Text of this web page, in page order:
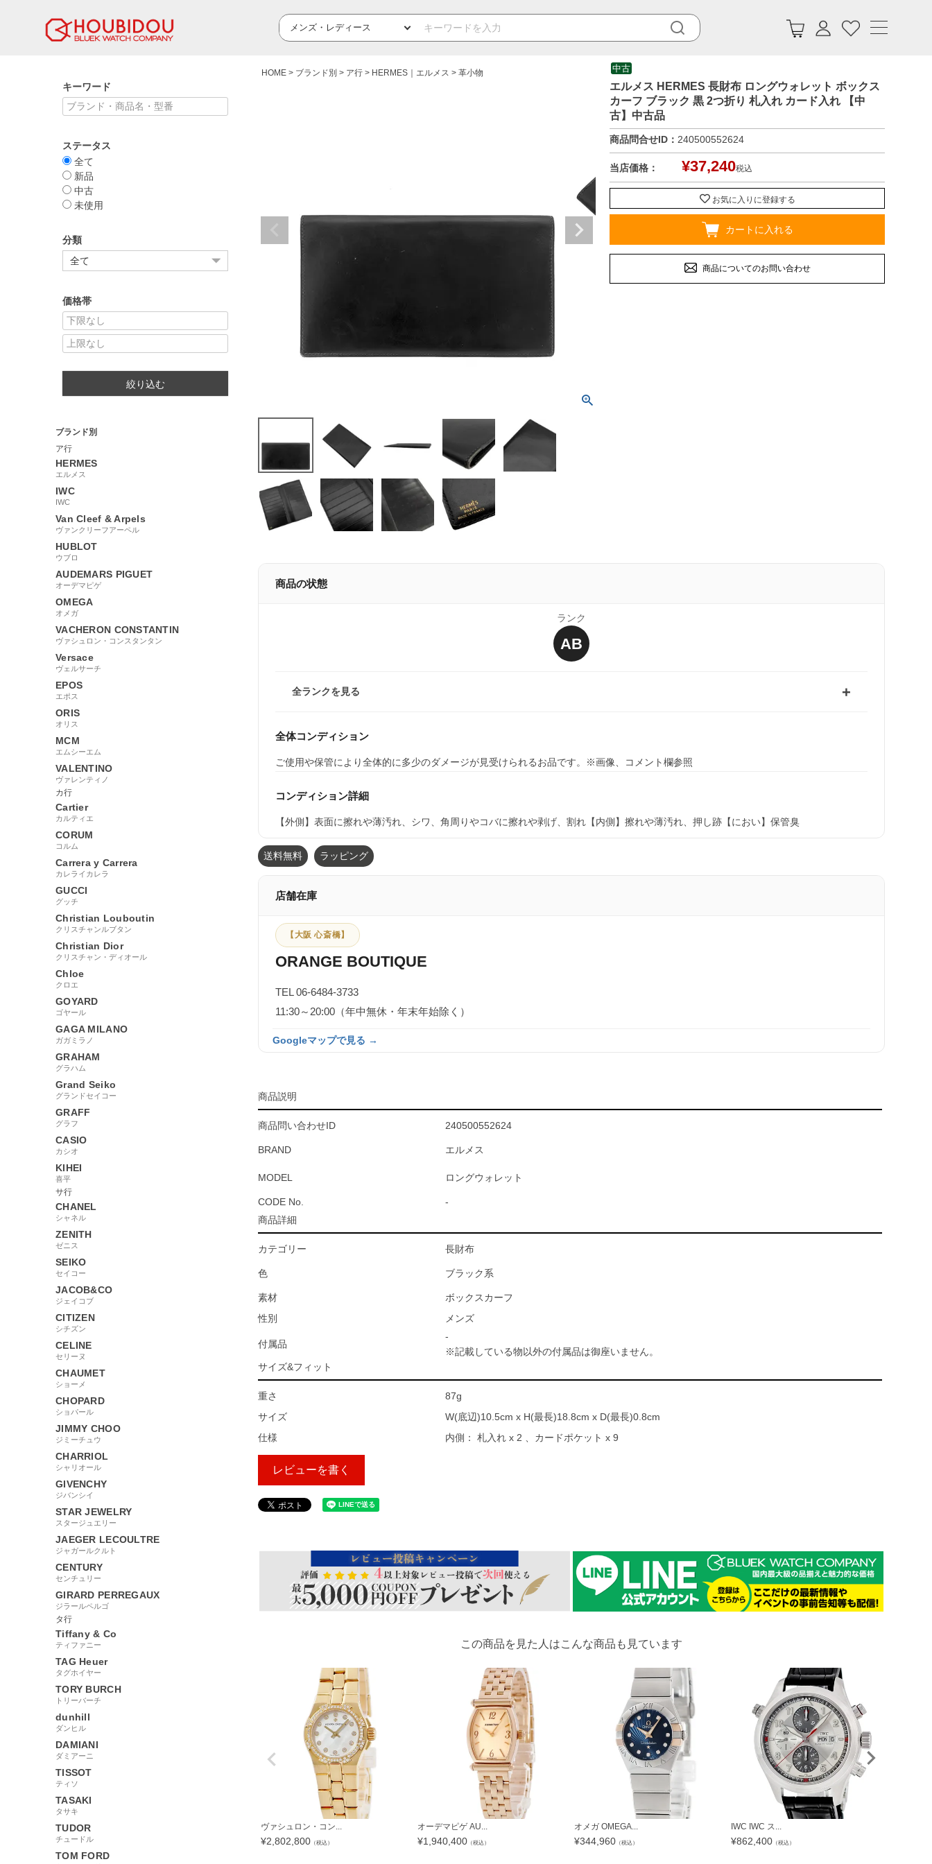
キーワード
ステータス
全て
新品
中古
未使用
分類
価格帯
絞り込む
ブランド別
ア行
HERMES
エルメス
IWC
IWC
Van Cleef & Arpels
ヴァンクリーフアーペル
HUBLOT
ウブロ
AUDEMARS PIGUET
オーデマピゲ
OMEGA
オメガ
VACHERON CONSTANTIN
ヴァシュロン・コンスタンタン
Versace
ヴェルサーチ
EPOS
エポス
ORIS
オリス
MCM
エムシーエム
VALENTINO
ヴァレンティノ
カ行
Cartier
カルティエ
CORUM
コルム
Carrera y Carrera
カレライカレラ
GUCCI
グッチ
Christian Louboutin
クリスチャンルブタン
Christian Dior
クリスチャン・ディオール
Chloe
クロエ
GOYARD
ゴヤール
GAGA MILANO
ガガミラノ
GRAHAM
グラハム
Grand Seiko
グランドセイコー
GRAFF
グラフ
CASIO
カシオ
KIHEI
喜平
サ行
CHANEL
シャネル
ZENITH
ゼニス
SEIKO
セイコー
JACOB&CO
ジェイコブ
CITIZEN
シチズン
CELINE
セリーヌ
CHAUMET
ショーメ
CHOPARD
ショパール
JIMMY CHOO
ジミーチュウ
CHARRIOL
シャリオール
GIVENCHY
ジバンシイ
STAR JEWELRY
スタージュエリー
JAEGER LECOULTRE
ジャガールクルト
CENTURY
センチュリー
GIRARD PERREGAUX
ジラールペルゴ
タ行
Tiffany & Co
ティファニー
TAG Heuer
タグホイヤー
TORY BURCH
トリーバーチ
dunhill
ダンヒル
DAMIANI
ダミアーニ
TISSOT
ティソ
TASAKI
タサキ
TUDOR
チュードル
TOM FORD
HOME ブランド別 ア行 HERMES｜エルメス 革小物 中古
エルメス HERMES 長財布 ロングウォレット ボックス
カーフ ブラック 黒 2つ折り 札入れ カード入れ 【中
古】中古品
商品問合せID： 240500552624
当店価格： ¥37,240税込
お気に入りに登録する
カートに入れる
商品についてのお問い合わせ
商品の状態
ランク
AB
全ランクを見る
全体コンディション
ご使用や保管により全体的に多少のダメージが見受けられるお品です。※画像、コメント欄参照
コンディション詳細
【外側】表面に擦れや薄汚れ、シワ、角周りやコバに擦れや剥げ、割れ【内側】擦れや薄汚れ、押し跡【におい】保管臭
送料無料 ラッピング
店舗在庫
【大阪 心斎橋】
ORANGE BOUTIQUE
TEL 06-6484-3733
11:30～20:00（年中無休・年末年始除く）
Googleマップで見る →
商品説明
商品問い合わせID 240500552624
BRAND エルメス
MODEL ロングウォレット
CODE No.
-
商品詳細
カテゴリー 長財布
色 ブラック系
素材
ボックスカーフ
性別
メンズ
付属品
-
※記載している物以外の付属品は御座いません。
サイズ&フィット
重さ
87g
サイズ
W(底辺)10.5cm x H(最長)18.8cm x D(最長)0.8cm
仕様
内側： 札入れ x 2 、カードポケット x 9
レビューを書く
この商品を見た人はこんな商品も見ています
ヴァシュロン・コン...
¥2,802,800 （税込）
オーデマピゲ AU...
¥1,940,400 （税込）
オメガ OMEGA...
¥344,960 （税込）
IWC IWC ス...
¥862,400 （税込）